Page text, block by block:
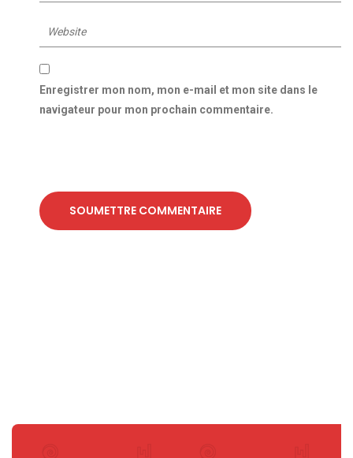
Enregistrer mon nom, mon e-mail et mon site dans le
navigateur pour mon prochain commentaire.
SOUMETTRE COMMENTAIRE